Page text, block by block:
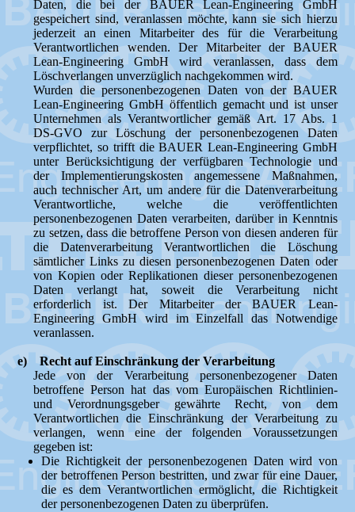
Daten, die bei der BAUER Lean-Engineering GmbH
gespeichert sind, veranlassen möchte, kann sie sich hierzu
jederzeit an einen Mitarbeiter des für die Verarbeitung
Verantwortlichen wenden. Der Mitarbeiter der BAUER
Lean-Engineering GmbH wird veranlassen, dass dem
Löschverlangen unverzüglich nachgekommen wird.
Wurden die personenbezogenen Daten von der BAUER
Lean-Engineering GmbH öffentlich gemacht und ist unser
Unternehmen als Verantwortlicher gemäß Art. 17 Abs. 1
DS-GVO zur Löschung der personenbezogenen Daten
verpflichtet, so trifft die BAUER Lean-Engineering GmbH
unter Berücksichtigung der verfügbaren Technologie und
der Implementierungskosten angemessene Maßnahmen,
auch technischer Art, um andere für die Datenverarbeitung
Verantwortliche, welche die veröffentlichten
personenbezogenen Daten verarbeiten, darüber in Kenntnis
zu setzen, dass die betroffene Person von diesen anderen für
die Datenverarbeitung Verantwortlichen die Löschung
sämtlicher Links zu diesen personenbezogenen Daten oder
von Kopien oder Replikationen dieser personenbezogenen
Daten verlangt hat, soweit die Verarbeitung nicht
erforderlich ist. Der Mitarbeiter der BAUER Lean-
Engineering GmbH wird im Einzelfall das Notwendige
veranlassen.
e) Recht auf Einschränkung der Verarbeitung
Jede von der Verarbeitung personenbezogener Daten
betroffene Person hat das vom Europäischen Richtlinien-
und Verordnungsgeber gewährte Recht, von dem
Verantwortlichen die Einschränkung der Verarbeitung zu
verlangen, wenn eine der folgenden Voraussetzungen
gegeben ist:
Die Richtigkeit der personenbezogenen Daten wird von
der betroffenen Person bestritten, und zwar für eine Dauer,
die es dem Verantwortlichen ermöglicht, die Richtigkeit
der personenbezogenen Daten zu überprüfen.